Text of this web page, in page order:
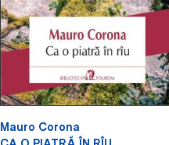
Mauro Corona